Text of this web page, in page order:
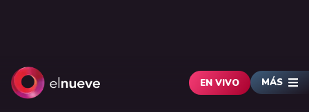
EN VIVO MÁS